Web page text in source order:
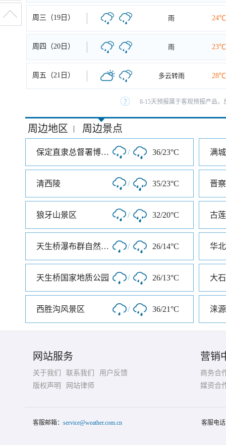
周三（19日） 雨 24℃
周四（20日） 雨 23℃
周五（21日） 多云转雨 28℃
8-15天预报属于客观预报产品
周边地区 | 周边景点
保定直隶总督署博物馆 / 36/23°C 满
清西陵 / 35/23°C
狼牙山景区 / 32/20°C 古
天生桥瀑布群自然风景区 / 26/14°C 华
天生桥国家地质公园 / 26/13°C 大
西胜沟风景区 / 36/21°C 涞
网站服务
关于我们 联系我们
用户反馈
版权声明
网站律师
营销
商务合
媒资合
客服邮箱： service@weather.com.cn 客服电